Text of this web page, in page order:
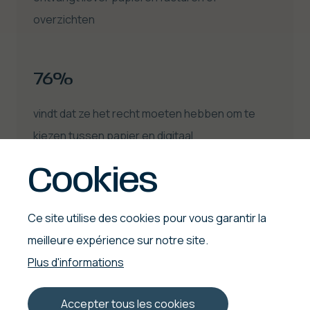
overzichten
76%
vindt dat ze het recht moeten hebben om te
kiezen tussen papier en digitaal
Drukwerk ondersteunt
leren
Cookies
Ce site utilise des cookies pour vous garantir la
meilleure expérience sur notre site.
Plus d'informations
Accepter tous les cookies